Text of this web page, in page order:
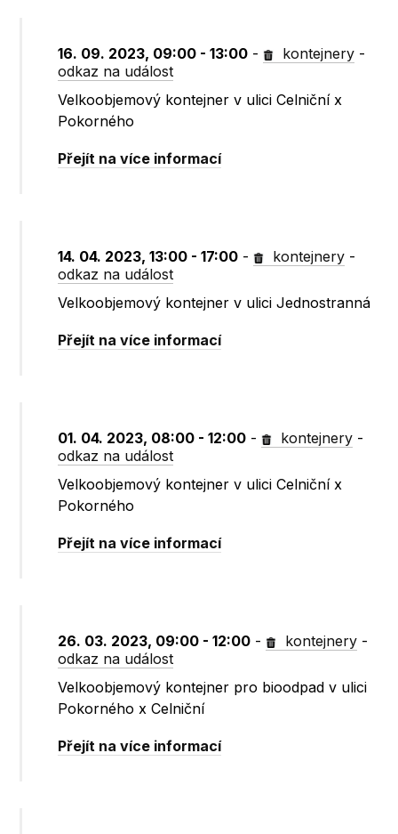
16. 09. 2023, 09:00 - 13:00 - kontejnery -
odkaz na událost
Velkoobjemový kontejner v ulici Celniční x
Pokorného
Přejít na více informací
14. 04. 2023, 13:00 - 17:00 - kontejnery -
odkaz na událost
Velkoobjemový kontejner v ulici Jednostranná
Přejít na více informací
01. 04. 2023, 08:00 - 12:00 - kontejnery -
odkaz na událost
Velkoobjemový kontejner v ulici Celniční x
Pokorného
Přejít na více informací
26. 03. 2023, 09:00 - 12:00 - kontejnery -
odkaz na událost
Velkoobjemový kontejner pro bioodpad v ulici
Pokorného x Celniční
Přejít na více informací